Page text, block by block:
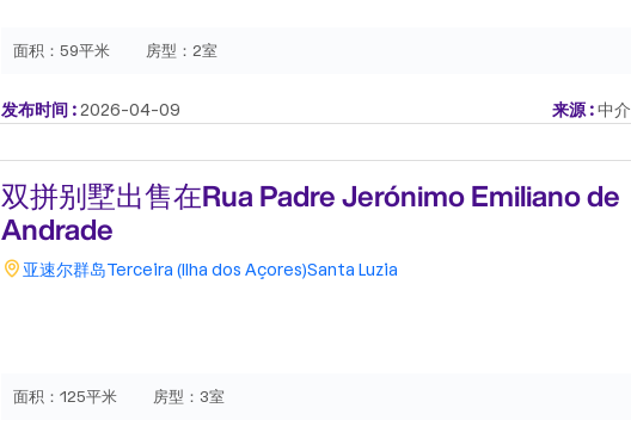
面积：59平米 房型：2室
发布时间 :2026-04-09 来源 :中介
双拼别墅出售在Rua Padre Jerónimo Emiliano de
Andrade
亚速尔群岛Terceira (Ilha dos Açores)Santa Luzia
面积：125平米 房型： 3室